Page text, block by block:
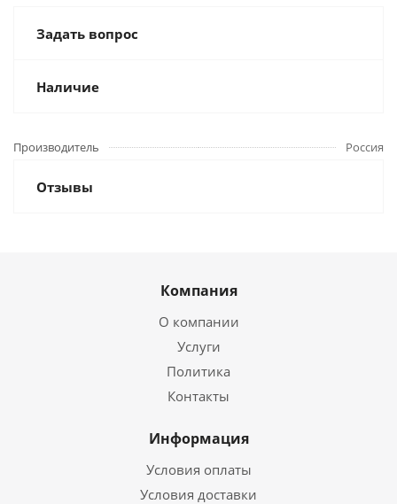
Задать вопрос
Наличие
Производитель Россия
Отзывы
Компания
О компании
Услуги
Политика
Контакты
Информация
Условия оплаты
Условия доставки